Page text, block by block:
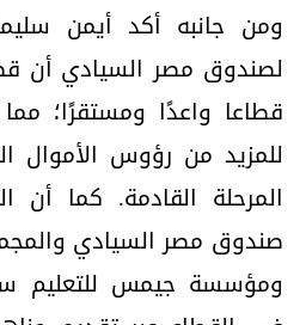
ومن جانبه أكد أیمن
لصندوق مصر السیادي أن
قطاعا واعدًا ومستقرًا؛
للمزید من رؤوس الأموال
المرحلة القادمة. كما أن
صندوق مصر السیادي
ومؤسسة جیمس للتعلیم